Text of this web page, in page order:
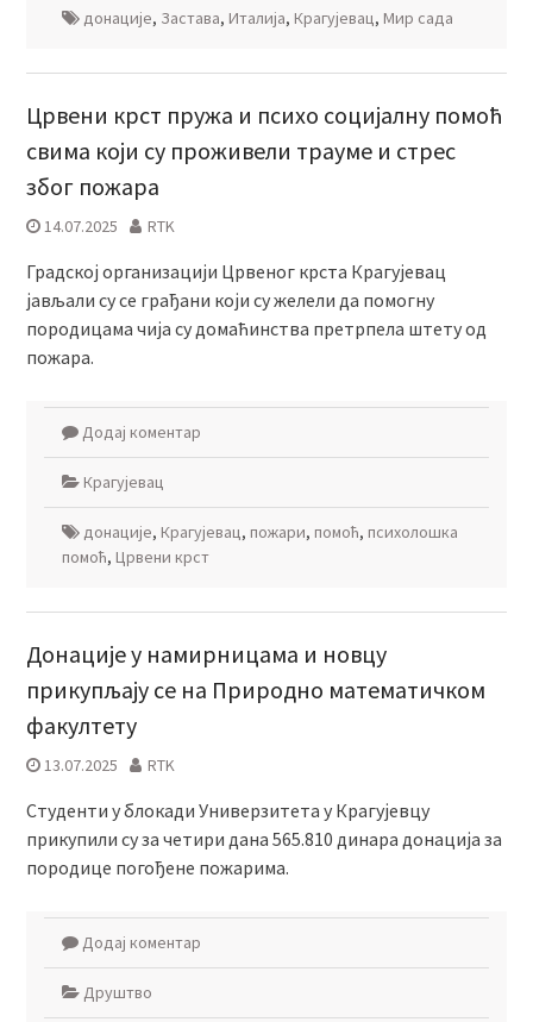
донације, Застава, Италија, Крагујевац, Мир сада
Црвени крст пружа и психо социјалну помоћ
свима који су проживели трауме и стрес
због пожара
14.07.2025 RTK
Градској организацији Црвеног крста Крагујевац
јављали су се грађани који су желели да помогну
породицама чија су домаћинства претрпела штету од
пожара.
Додај коментар
Крагујевац
донације, Крагујевац, пожари, помоћ, психолошка
помоћ, Црвени крст
Донације у намирницама и новцу
прикупљају се на Природно математичком
факултету
13.07.2025 RTK
Студенти у блокади Универзитета у Крагујевцу
прикупили су за четири дана 565.810 динара донација за
породице погођене пожарима.
Додај коментар
Друштво